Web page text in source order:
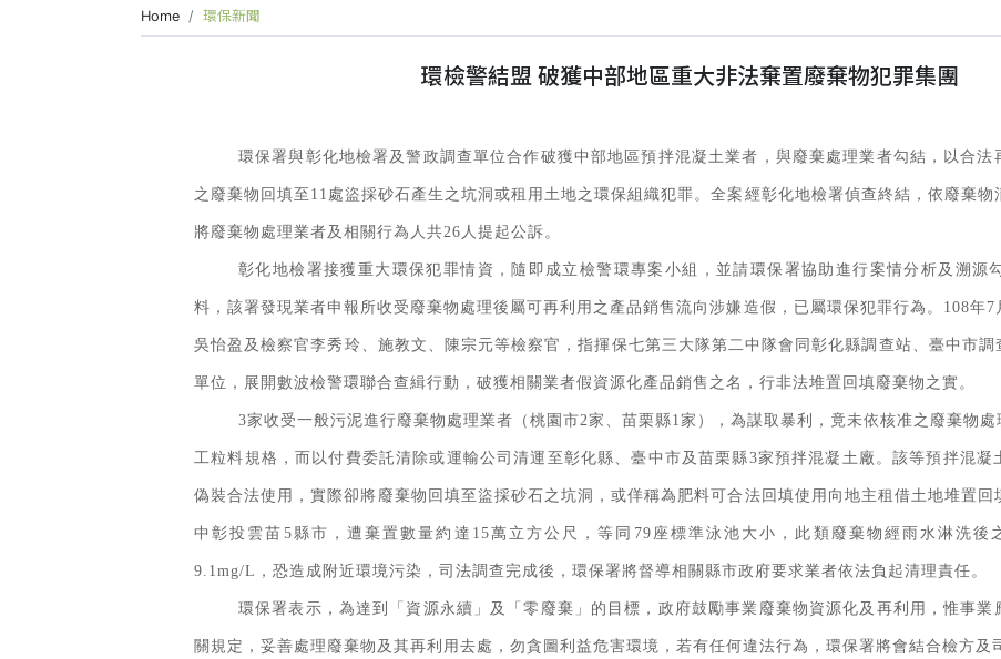
Home 環保新聞
環檢警結盟 破獲中部地區重大非法棄置廢棄物犯罪集團
環保署與彰化地檢署及警政調查單位合作破獲中部地區預拌混凝土業者，與廢棄處理業者勾結，以合
之廢棄物回填至11處盜採砂石產生之坑洞或租用土地之環保組織犯罪。全案經彰化地檢署偵查終結，依廢棄物
將廢棄物處理業者及相關行為人共26人提起公訴。
彰化地檢署接獲重大環保犯罪情資，隨即成立檢警環專案小組，並請環保署協助進行案情分析及溯源
料，該署發現業者申報所收受廢棄物處理後屬可再利用之產品銷售流向涉嫌造假，已屬環保犯罪行為。108年7
吳怡盈及檢察官李秀玲、施教文、陳宗元等檢察官，指揮保七第三大隊第二中隊會同彰化縣調查站、臺中市
單位，展開數波檢警環聯合查緝行動，破獲相關業者假資源化產品銷售之名，行非法堆置回填廢棄物之實。
3家收受一般污泥進行廢棄物處理業者（桃園市2家、苗栗縣1家），為謀取暴利，竟未依核准之廢棄物
工粒料規格，而以付費委託清除或運輸公司清運至彰化縣、臺中市及苗栗縣3家預拌混凝土廠。該等預拌混凝
偽裝合法使用，實際卻將廢棄物回填至盜採砂石之坑洞，或佯稱為肥料可合法回填使用向地主租借土地堆置
中彰投雲苗5縣市，遭棄置數量約達15萬立方公尺，等同79座標準泳池大小，此類廢棄物經雨水淋洗後
9.1mg/L，恐造成附近環境污染，司法調查完成後，環保署將督導相關縣市政府要求業者依法負起清理責任。
環保署表示，為達到「資源永續」及「零廢棄」的目標，政府鼓勵事業廢棄物資源化及再利用，惟事
關規定，妥善處理廢棄物及其再利用去處，勿貪圖利益危害環境，若有任何違法行為，環保署將會結合檢方及